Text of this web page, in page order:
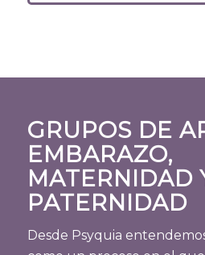
GRUPOS DE
EMBARAZO,
MATERNIDAD
PATERNIDAD
Desde Psyquia